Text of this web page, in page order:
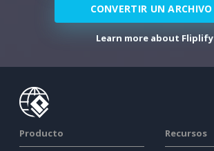
CONVERTIR UN ARCHIVO
Learn more about Fliplify
Producto Recursos